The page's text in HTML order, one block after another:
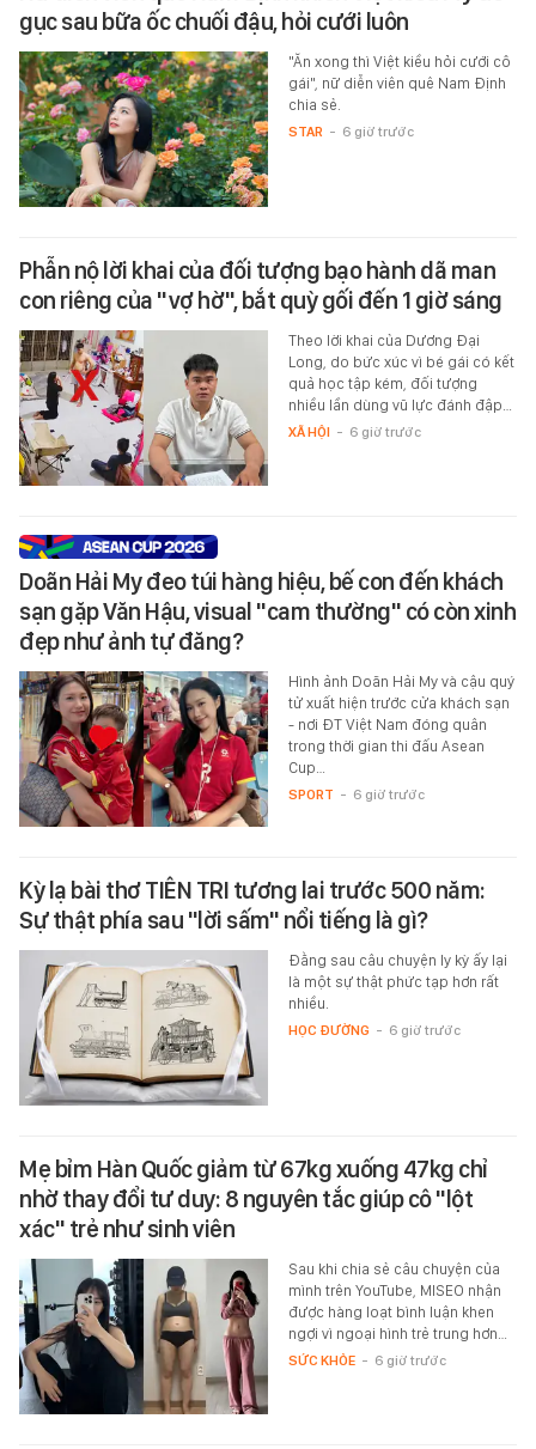
gục sau bữa ốc chuối đậu, hỏi cưới luôn
"Ăn xong thì Việt kiều hỏi cưới cô
gái", nữ diễn viên quê Nam Định
chia sẻ.
STAR - 6 giờ trước
Phẫn nộ lời khai của đối tượng bạo hành dã man
con riêng của "vợ hờ", bắt quỳ gối đến 1 giờ sáng
Theo lời khai của Dương Đại
Long, do bức xúc vì bé gái có kết
quả học tập kém, đối tượng
nhiều lần dùng vũ lực đánh đập…
XÃ HỘI - 6 giờ trước
Doãn Hải My đeo túi hàng hiệu, bế con đến khách
sạn gặp Văn Hậu, visual "cam thường" có còn xinh
đẹp như ảnh tự đăng?
Hình ảnh Doãn Hải My và cậu quý
tử xuất hiện trước cửa khách sạn
- nơi ĐT Việt Nam đóng quân
trong thời gian thi đấu Asean
Cup…
SPORT - 6 giờ trước
Kỳ lạ bài thơ TIÊN TRI tương lai trước 500 năm:
Sự thật phía sau "lời sấm" nổi tiếng là gì?
Đằng sau câu chuyện ly kỳ ấy lại
là một sự thật phức tạp hơn rất
nhiều.
HỌC ĐƯỜNG - 6 giờ trước
Mẹ bỉm Hàn Quốc giảm từ 67kg xuống 47kg chỉ
nhờ thay đổi tư duy: 8 nguyên tắc giúp cô "lột
xác" trẻ như sinh viên
Sau khi chia sẻ câu chuyện của
mình trên YouTube, MISEO nhận
được hàng loạt bình luận khen
ngợi vì ngoại hình trẻ trung hơn…
SỨC KHỎE - 6 giờ trước